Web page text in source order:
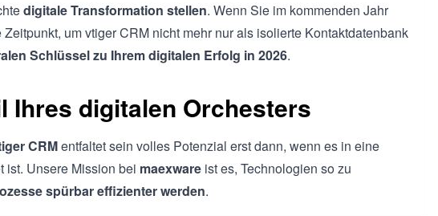
digitale Transformation stellen. Wenn Sie im kommenden Jahr
um vtiger CRM nicht mehr nur als isolierte Kontaktdatenbank
Schlüssel zu Ihrem digitalen Erfolg in 2026.
Ihres digitalen Orchesters
CRMentfaltet sein volles Potenzial erst dann, wenn es in eine
ist. Unsere Mission bei maexware ist es, Technologien so zu
spürbar effizienter werden.